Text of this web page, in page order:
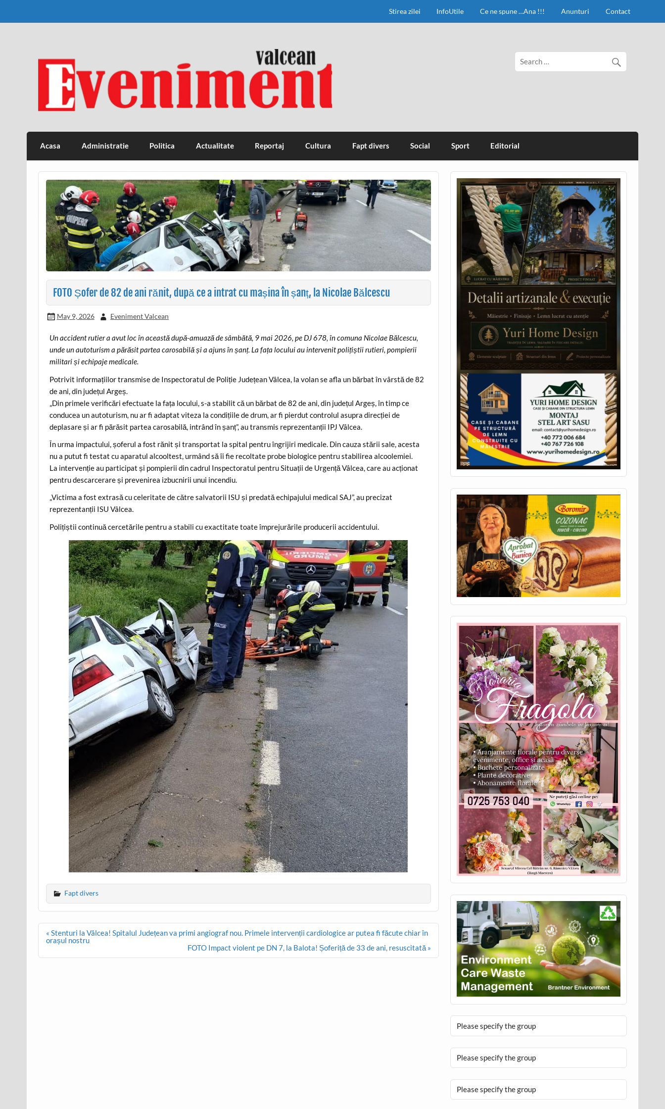
Stirea zilei InfoUtile Ce ne spune …Ana !!! Anunturi Contact
Eveniment Valcean
Acasa Administratie Politica Actualitate Reportaj Cultura Fapt divers Social Sport Editorial
FOTO Șofer de 82 de ani rănit, după ce a intrat cu mașina în șanț, la Nicolae Bălcescu
May 9, 2026 Eveniment Valcean
Un accident rutier a avut loc în această după-amuază de sâmbătă, 9 mai 2026, pe DJ 678, în comuna Nicolae Bălcescu,
unde un autoturism a părăsit partea carosabilă și a ajuns în șanț. La fața locului au intervenit polițiștii rutieri, pompierii
militari și echipaje medicale.
Potrivit informațiilor transmise de Inspectoratul de Poliție Județean Vâlcea, la volan se afla un bărbat în vârstă de 82
de ani, din județul Argeș.
„Din primele verificări efectuate la fața locului, s-a stabilit că un bărbat de 82 de ani, din județul Argeș, în timp ce
conducea un autoturism, nu ar fi adaptat viteza la condițiile de drum, ar fi pierdut controlul asupra direcției de
deplasare și ar fi părăsit partea carosabilă, intrând în șanț”, au transmis reprezentanții IPJ Vâlcea.
În urma impactului, șoferul a fost rănit și transportat la spital pentru îngrijiri medicale. Din cauza stării sale, acesta
nu a putut fi testat cu aparatul alcooltest, urmând să îi fie recoltate probe biologice pentru stabilirea alcoolemiei.
La intervenție au participat și pompierii din cadrul Inspectoratul pentru Situații de Urgență Vâlcea, care au acționat
pentru descarcerare și prevenirea izbucnirii unui incendiu.
„Victima a fost extrasă cu celeritate de către salvatorii ISU și predată echipajului medical SAJ”, au precizat
reprezentanții ISU Vâlcea.
Polițiștii continuă cercetările pentru a stabili cu exactitate toate împrejurările producerii accidentului.
Fapt divers
Post
navigation
« Stenturi la Vâlcea! Spitalul Județean va primi angiograf nou. Primele intervenții cardiologice ar putea fi făcute chiar în
orașul nostru
FOTO Impact violent pe DN 7, la Balota! Șoferiță de 33 de ani, resuscitată »
Please specify the group
Please specify the group
Please specify the group